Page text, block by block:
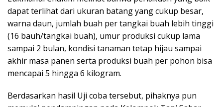
dapat terlihat dari ukuran batang yang cukup besar,
warna daun, jumlah buah per tangkai buah lebih tinggi
(16 bauh/tangkai buah), umur produksi cukup lama
sampai 2 bulan, kondisi tanaman tetap hijau sampai
akhir masa panen serta produksi buah per pohon bisa
mencapai 5 hingga 6 kilogram.
Berdasarkan hasil Uji coba tersebut, pihaknya pun